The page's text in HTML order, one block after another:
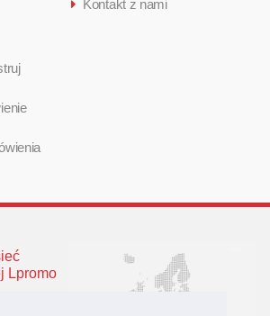
Kontakt z nami
Lpromo